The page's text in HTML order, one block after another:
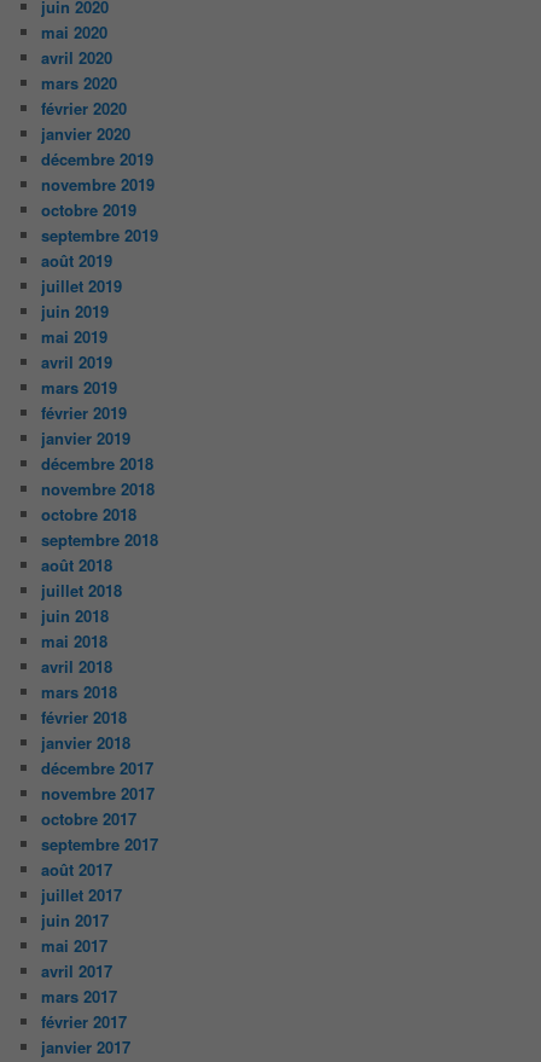
juin 2020
mai 2020
avril 2020
mars 2020
février 2020
janvier 2020
décembre 2019
novembre 2019
octobre 2019
septembre 2019
août 2019
juillet 2019
juin 2019
mai 2019
avril 2019
mars 2019
février 2019
janvier 2019
décembre 2018
novembre 2018
octobre 2018
septembre 2018
août 2018
juillet 2018
juin 2018
mai 2018
avril 2018
mars 2018
février 2018
janvier 2018
décembre 2017
novembre 2017
octobre 2017
septembre 2017
août 2017
juillet 2017
juin 2017
mai 2017
avril 2017
mars 2017
février 2017
janvier 2017